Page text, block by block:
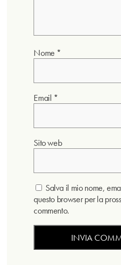
Nome *
Email *
Sito web
Salva il mio nome,
questo browser per la
commento.